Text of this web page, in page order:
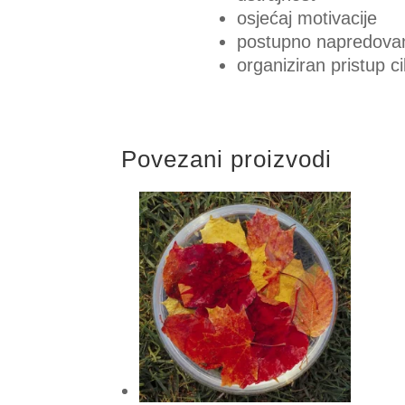
osjećaj motivacije
postupno
organiziran pristup
Povezani proizvodi